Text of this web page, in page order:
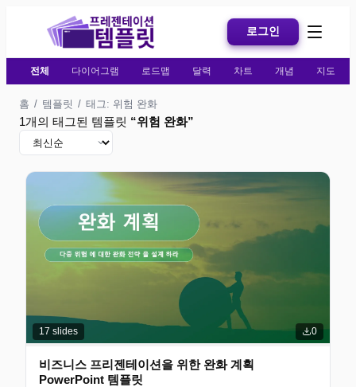
로그인
전체 다이어그램 로드맵 달력 차트 개념 지도
홈 / 템플릿 / 태그: 위험 완화
1개의 태그된 템플릿 “위험 완화”
17 slides 0
비즈니스 프리젠테이션을 위한 완화 계획
PowerPoint 템플릿